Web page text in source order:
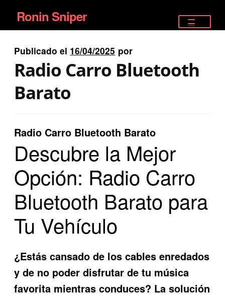
Ir
a
la
navegación
Ir
al
contenido
Ronin Sniper
EQUIPAMIENTO ÉLITE
SATELITALES
Publicado el 16/04/2025 por
Radio Carro Bluetooth
Barato
Radio Carro Bluetooth Barato
Descubre la Mejor
Opción: Radio Carro
Bluetooth Barato para
Tu Vehículo
¿Estás cansado de los cables enredados
y de no poder disfrutar de tu música
favorita mientras conduces? La solución